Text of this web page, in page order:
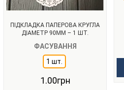
ПІДКЛАДКА ПАПЕРОВА КРУГЛА
ДІАМЕТР 90ММ – 1 ШТ.
ФАСУВАННЯ
1 шт.
1.00грн